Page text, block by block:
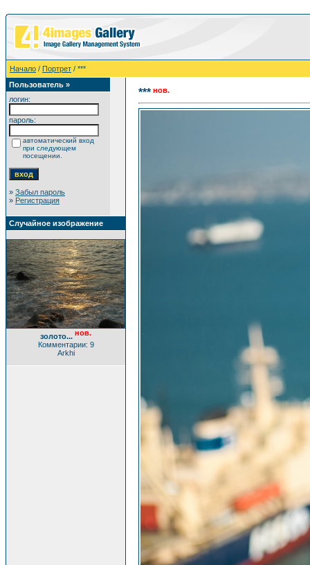
Начало / Портрет / ***
Пользователь »
логин:
пароль:
автоматический вход
при следующем
посещении.
» Забыл пароль
» Регистрация
Случайное изображение
золото... нов.
Комментарии: 9
Arkhi
*** нов.